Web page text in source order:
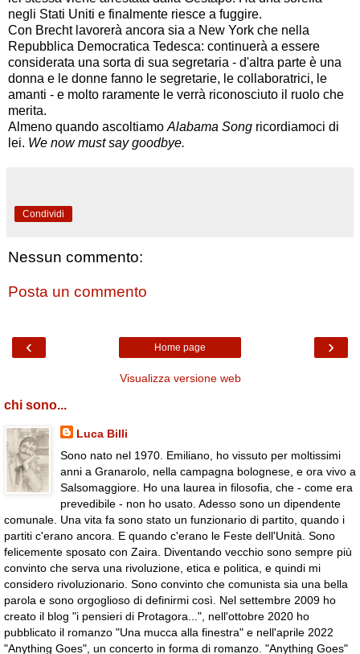
negli Stati Uniti e finalmente riesce a fuggire.
Con Brecht lavorerà ancora sia a New York che nella
Repubblica Democratica Tedesca: continuerà a essere
considerata una sorta di sua segretaria - d'altra parte è una
donna e le donne fanno le segretarie, le collaboratrici, le
amanti - e molto raramente le verrà riconosciuto il ruolo che
merita.
Almeno quando ascoltiamo Alabama Song ricordiamoci di
lei. We now must say goodbye.
Condividi
Nessun commento:
Posta un commento
‹ ›
Home page
Visualizza versione web
chi sono...
Luca Billi
Sono nato nel 1970. Emiliano, ho vissuto per moltissimi
anni a Granarolo, nella campagna bolognese, e ora vivo a
Salsomaggiore. Ho una laurea in filosofia, che - come era
prevedibile - non ho usato. Adesso sono un dipendente
comunale. Una vita fa sono stato un funzionario di partito, quando i
partiti c'erano ancora. E quando c'erano le Feste dell'Unità. Sono
felicemente sposato con Zaira. Diventando vecchio sono sempre più
convinto che serva una rivoluzione, etica e politica, e quindi mi
considero rivoluzionario. Sono convinto che comunista sia una bella
parola e sono orgoglioso di definirmi così. Nel settembre 2009 ho
creato il blog "i pensieri di Protagora...", nell'ottobre 2020 ho
pubblicato il romanzo "Una mucca alla finestra" e nell'aprile 2022
"Anything Goes", un concerto in forma di romanzo. "Anything Goes"